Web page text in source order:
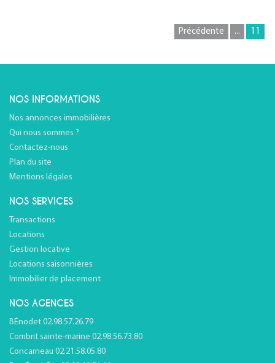
Précédente ... 11
NOS INFORMATIONS
Nos annonces immobilières
Qui nous sommes ?
Contactez-nous
Plan du site
Mentions légales
NOS SERVICES
Transactions
Locations
Gestion locative
Locations saisonnières
Immobilier de placement
NOS AGENCES
BÉnodet 02.98.57.26.79
Combrit sainte-marine 02.98.56.73.80
Concarneau 02.21.58.05.80